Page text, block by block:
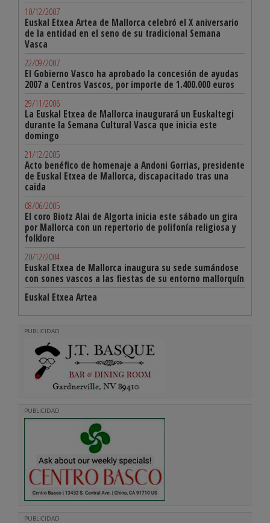
10/12/2007
Euskal Etxea Artea de Mallorca celebró el X aniversario
de la entidad en el seno de su tradicional Semana
Vasca
22/09/2007
El Gobierno Vasco ha aprobado la concesión de ayudas
2007 a Centros Vascos, por importe de 1.400.000 euros
29/11/2006
La Euskal Etxea de Mallorca inaugurará un Euskaltegi
durante la Semana Cultural Vasca que inicia este
domingo
21/12/2005
Acto benéfico de homenaje a Andoni Gorrias, presidente
de Euskal Etxea de Mallorca, discapacitado tras una
caida
08/06/2005
El coro Biotz Alai de Algorta inicia este sábado un gira
por Mallorca con un repertorio de polifonía religiosa y
folklore
20/12/2004
Euskal Etxea de Mallorca inaugura su sede sumándose
con sones vascos a las fiestas de su entorno mallorquín
Euskal Etxea Artea
PUBLICIDAD
PUBLICIDAD
PUBLICIDAD